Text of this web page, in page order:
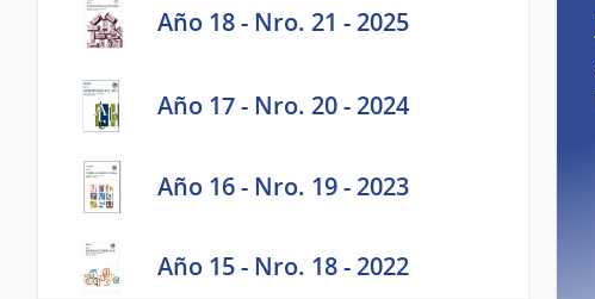
Año 18 - Nro. 21 - 2025
Año 17 - Nro. 20 - 2024
Año 16 - Nro. 19 - 2023
Año 15 - Nro. 18 - 2022